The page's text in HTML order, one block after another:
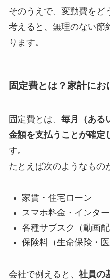
そのうえで、変動費をど
考えると、無理のない節
ります。
固定費とは？家計に
固定費とは、 毎月（ある
金額を支払うことが確定
す。
たとえば次のようなもの
家賃・住宅ローン
スマホ料金・インタ
各種サブスク（動画
保険料（生命保険・医
会社で例えると、 社員の